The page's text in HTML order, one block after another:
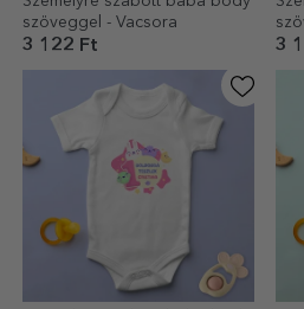
szöveggel - Vacsora
3 122 Ft 3